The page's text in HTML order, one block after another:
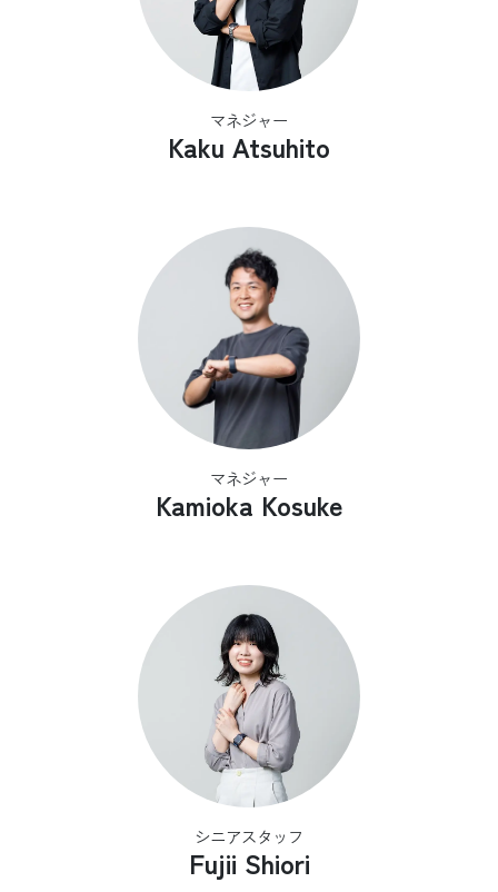
マネジャー
Kaku Atsuhito
マネジャー
Kamioka Kosuke
シニアスタッフ
Fujii Shiori